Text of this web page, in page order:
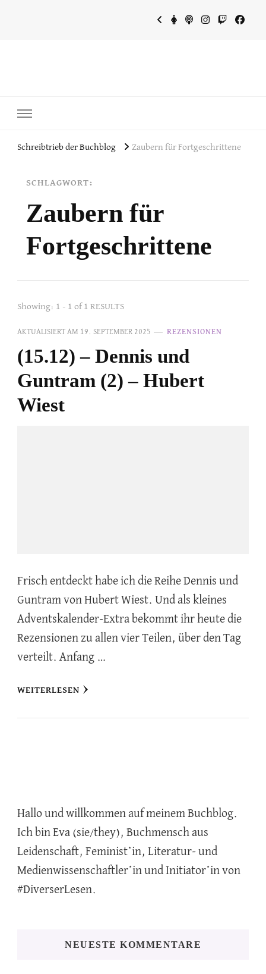
Schreibtrieb der Buchblog Zaubern für Fortgeschrittene
SCHLAGWORT:
Zaubern für
Fortgeschrittene
Showing: 1 - 1 of 1 RESULTS
AKTUALISIERT AM 19. SEPTEMBER 2025 REZENSIONEN
(15.12) – Dennis und
Guntram (2) – Hubert
Wiest
Frisch entdeckt habe ich die Reihe Dennis und
Guntram von Hubert Wiest. Und als kleines
Adventskalender-Extra bekommt ihr heute die
Rezensionen zu allen vier Teilen, über den Tag
verteilt. Anfang …
WEITERLESEN
Hallo und willkommen auf meinem Buchblog.
Ich bin Eva (sie/they), Buchmensch aus
Leidenschaft, Feminist*in, Literatur- und
Medienwissenschaftler*in und Initiator*in von
#DiverserLesen.
NEUESTE KOMMENTARE